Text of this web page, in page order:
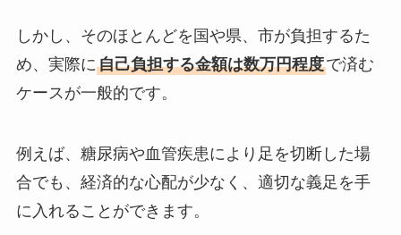
しかし、そのほとんどを国や県、市が負担するた
め、実際に自己負担する金額は数万円程度で済む
ケースが一般的です。
例えば、糖尿病や血管疾患により足を切断した場
合でも、経済的な心配が少なく、適切な義足を手
に入れることができます。